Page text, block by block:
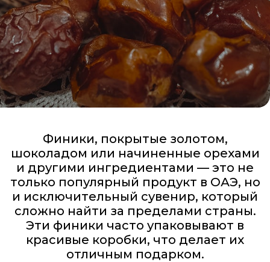
Финики, покрытые золотом,
шоколадом или начиненные орехами
и другими ингредиентами — это не
только популярный продукт в ОАЭ, но
и исключительный сувенир, который
сложно найти за пределами страны.
Эти финики часто упаковывают в
красивые коробки, что делает их
отличным подарком.